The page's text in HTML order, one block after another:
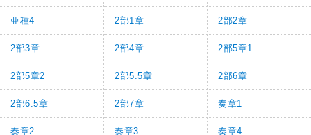
亜種4 2部1章 2部2章
2部3章 2部4章 2部5章1
2部5章2 2部5.5章 2部6章
2部6.5章 2部7章 奏章1
奏章2 奏章3 奏章4